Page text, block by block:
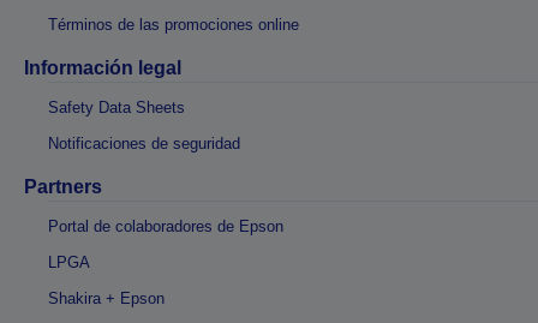
Términos de las promociones online
Información legal
Safety Data Sheets
Notificaciones de seguridad
Partners
Portal de colaboradores de Epson
LPGA
Shakira + Epson